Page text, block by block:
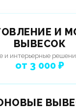
И
ВЫВЕСОК
и интерьерные
от 3 000 ₽